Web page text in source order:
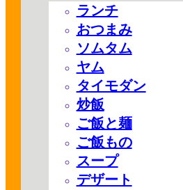
ランチ
おつまみ
ソムタム
ヤム
タイモダン
炒飯
ご飯と麺
ご飯もの
スープ
デザート